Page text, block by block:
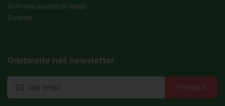
Ochrana osobních údajů
Cookies
Odebírejte náš newsletter
Přihlásit